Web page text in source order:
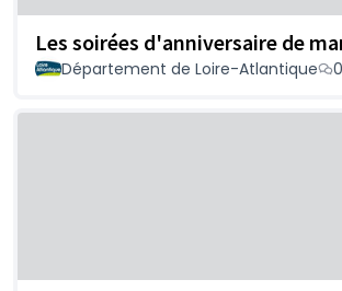
Les soirées d'anniversaire de
Département de Loire-Atlantique 0